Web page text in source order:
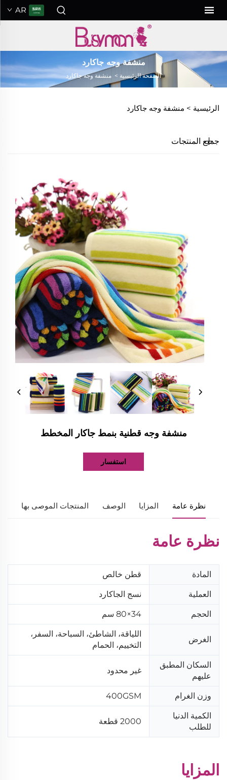
AR
منشفة وجه جاكارد
الصفحة الرئيسية > منشفة وجه جاكارد
الرئيسية > منشفة وجه جاكارد
جميع المنتجات
منشفة وجه قطنية بنمط جاكار المخطط
استفسار
نظرة عامة المزايا الوصف المنتجات الموصى بها
نظرة عامة
المادة قطن خالص
العملية نسج الجاكارد
الحجم 34×80 سم
الغرض
اللياقة، الشاطئ، السباحة، السفر،
التخييم، الحمام
السكان المطبق
عليهم
غير محدود
وزن الغرام 400GSM
الكمية الدنيا
للطلب
2000 قطعة
المزايا